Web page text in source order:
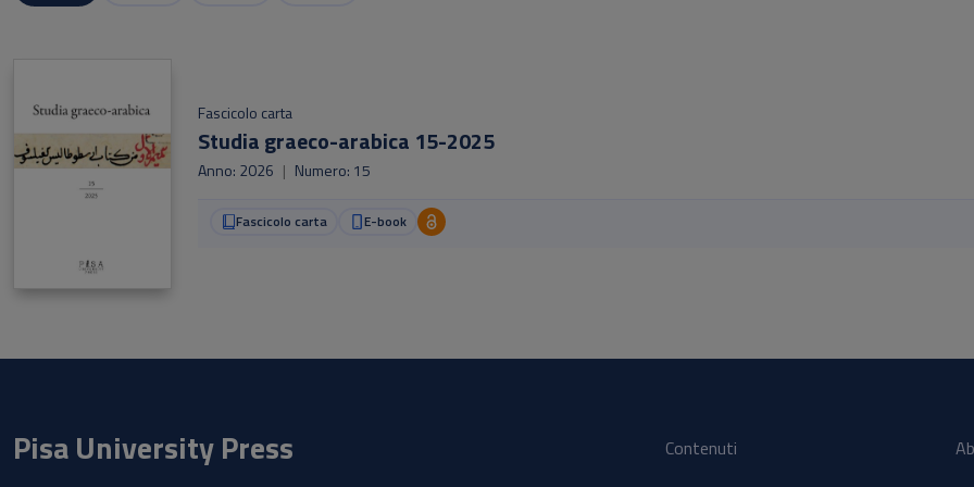
Fascicolo carta
Studia graeco-arabica 15-2025
Anno: 2026 | Numero: 15
Fascicolo carta E-book
Pisa University Press
Contenuti